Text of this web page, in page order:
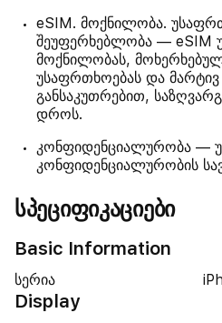
eSIM. მოქნილობა.
შეუფერხებლობა — eSIM
მოქნილობას,
უსაფრთხოებას და მარტივ
განსაკუთრებით,
დროს.
კონფიდენციალურობა —
კონფიდენციალურობის
სპეციფიკაციები
Basic Information
სერია
Display